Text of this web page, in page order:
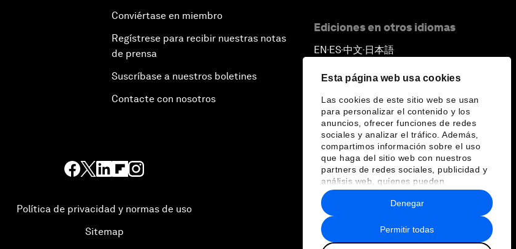
Esta página web usa cookies
Las cookies de este sitio web se usan
para personalizar el contenido y los
anuncios, ofrecer funciones de redes
sociales y analizar el tráfico. Además,
compartimos información sobre el uso
que haga del sitio web con nuestros
partners de redes sociales, publicidad y
análisis web, quienes pueden
combinarla con otra información que les
haya proporcionado o que hayan
recopilado a partir del uso que haya
hecho de sus servicios.
Permitir todas
Denegar
Conviértase en miembro
Regístrese para recibir nuestras notas
de prensa
Suscríbase a nuestros boletines
Contacte con nosotros
Ediciones en otros idiomas
EN ▪ ES▪中文▪ 日本語
Política de privacidad y normas de uso
Sitemap